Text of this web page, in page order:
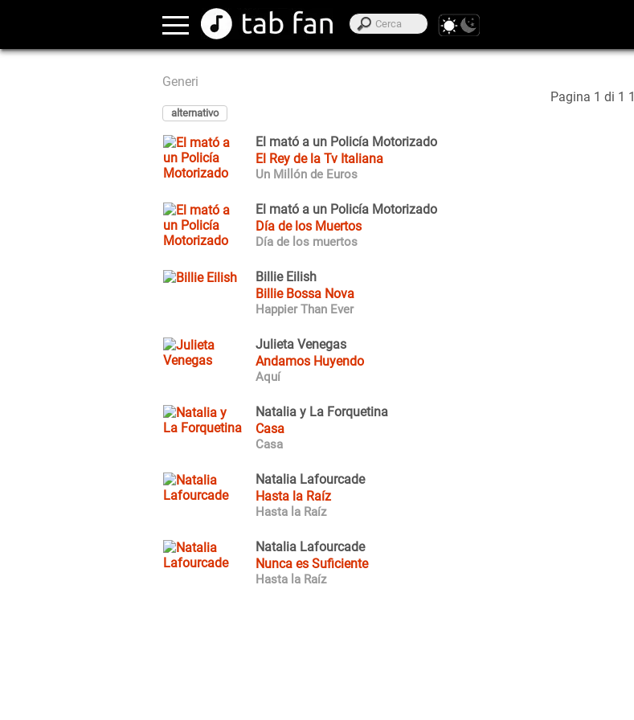
Generi
alternativo
El mató a un Policía Motorizado
El Rey de la Tv Italiana
Un Millón de Euros
El mató a un Policía Motorizado
Día de los Muertos
Día de los muertos
Billie Eilish
Billie Bossa Nova
Happier Than Ever
Julieta Venegas
Andamos Huyendo
Aquí
Natalia y La Forquetina
Casa
Casa
Natalia Lafourcade
Hasta la Raíz
Hasta la Raíz
Natalia Lafourcade
Nunca es Suficiente
Hasta la Raíz
Pagina 1 di 1 1